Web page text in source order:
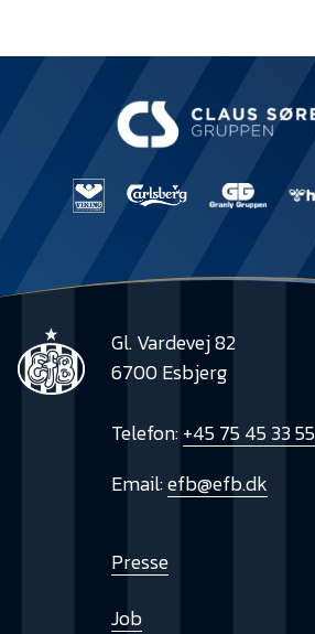
Presse
Gl. Vardevej 82
6700 Esbjerg
Telefon:+45 75 45 33 55
Email:efb@efb.dk
Presse
Job